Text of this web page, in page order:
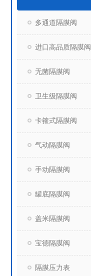
多通道隔膜阀
进口高品质隔膜阀
无菌隔膜阀
卫生级隔膜阀
卡箍式隔膜阀
气动隔膜阀
手动隔膜阀
罐底隔膜阀
盖米隔膜阀
宝德隔膜阀
隔膜压力表